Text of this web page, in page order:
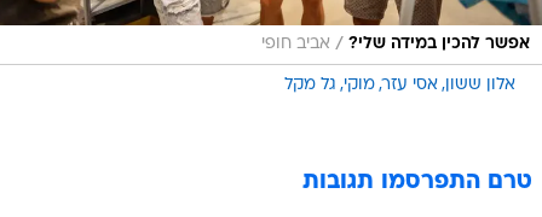
אפשר להכין במידה שלי? / אביב חופי
אלון ששון אסי עזר מוקי גל מקל
טרם התפרסמו תגובות